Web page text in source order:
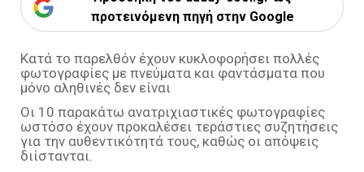
προτεινόμενη πηγή στην Google
Κατά το παρελθόν έχουν κυκλοφορήσει πολλές
φωτογραφίες με πνεύματα και φαντάσματα που
μόνο αληθινές δεν είναι
Οι 10 παρακάτω ανατριχιαστικές φωτογραφίες
ωστόσο έχουν προκαλέσει τεράστιες συζητήσεις
για την αυθεντικότητά τους, καθώς οι απόψεις
διίστανται.